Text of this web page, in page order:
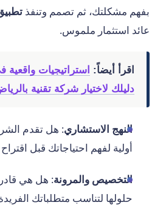
بفهم مشكلتك، ثم تصمم وتنفذ
عائد استثمار ملموس.
اقرأ أيضاً:
استراتيجيات
دليلك لاختيار شركة تقنية
النهج الاستشاري: هل تقدم
أولية لفهم احتياجاتك قبل
التخصيص والمرونة: هل هي
حلولها لتناسب متطلباتك